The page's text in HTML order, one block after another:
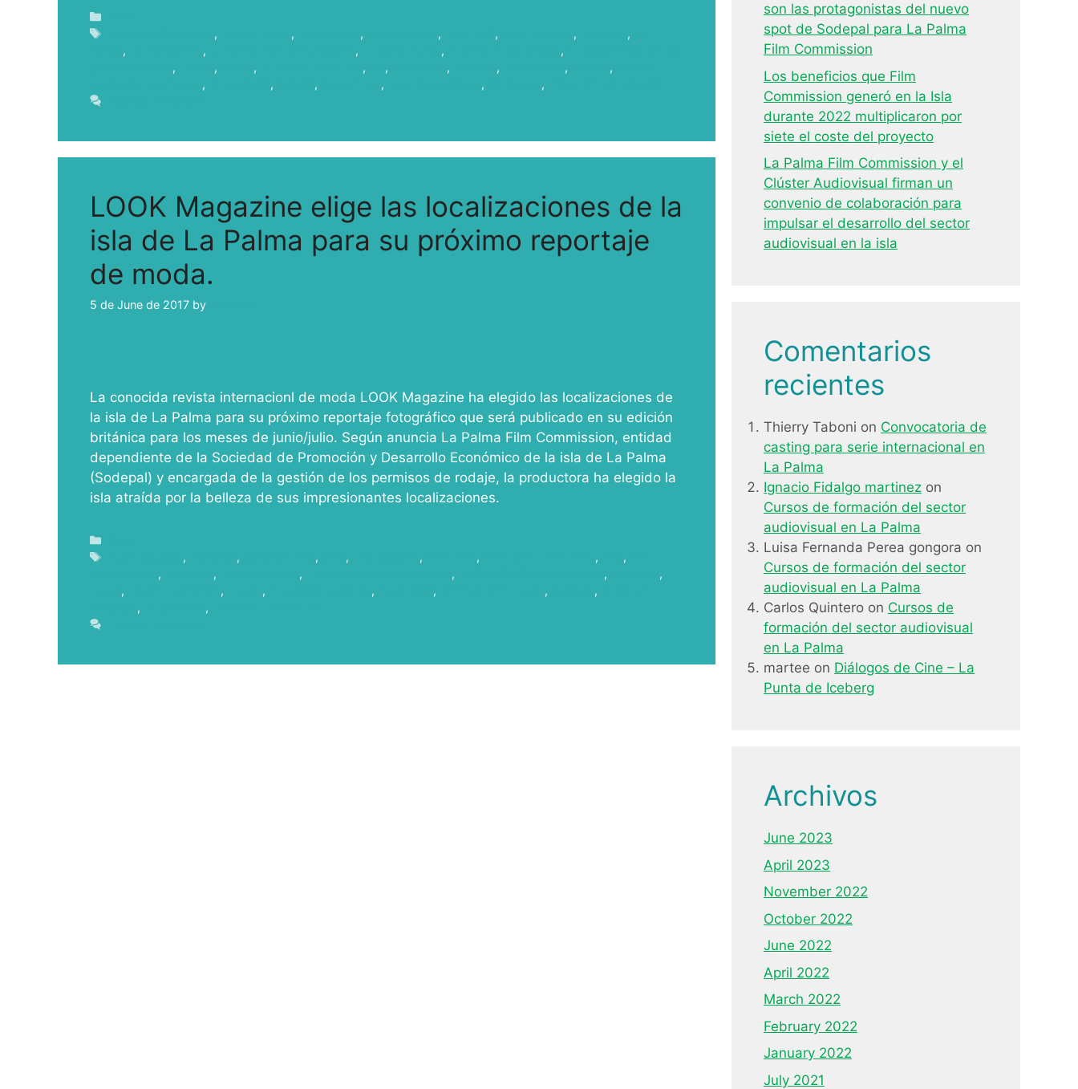
, , , , , , ,
, , , , ,
, , , , , , , , ,
, , , , , ,
LOOK Magazine elige las localizaciones de la
isla de La Palma para su próximo reportaje
de moda.
5 de June de 2017 by
La conocida revista internacionl de moda LOOK Magazine ha elegido las localizaciones de
la isla de La Palma para su próximo reportaje fotográfico que será publicado en su edición
británica para los meses de junio/julio. Según anuncia La Palma Film Commission, entidad
dependiente de la Sociedad de Promoción y Desarrollo Económico de la isla de La Palma
(Sodepal) y encargada de la gestión de los permisos de rodaje, la productora ha elegido la
isla atraída por la belleza de sus impresionantes localizaciones.
, , , , , , , ,
, , , , ,
,
, , , , , , ,
, ,
son las protagonistas del nuevo
spot de Sodepal para La Palma
Film Commission
Los beneficios que Film
Commission generó en la Isla
durante 2022 multiplicaron por
siete el coste del proyecto
La Palma Film Commission y el
Clúster Audiovisual firman un
convenio de colaboración para
impulsar el desarrollo del sector
audiovisual en la isla
Comentarios
recientes
Thierry Taboni on Convocatoria de
casting para serie internacional en
La Palma
Ignacio Fidalgo martinez on
Cursos de formación del sector
audiovisual en La Palma
Luisa Fernanda Perea gongora on
Cursos de formación del sector
audiovisual en La Palma
Carlos Quintero on Cursos de
formación del sector audiovisual
en La Palma
martee on Diálogos de Cine – La
Punta de Iceberg
Archivos
June 2023
April 2023
November 2022
October 2022
June 2022
April 2022
March 2022
February 2022
January 2022
July 2021